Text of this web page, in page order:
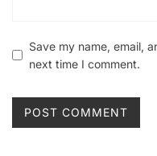
Save my name, email,
next time I comment.